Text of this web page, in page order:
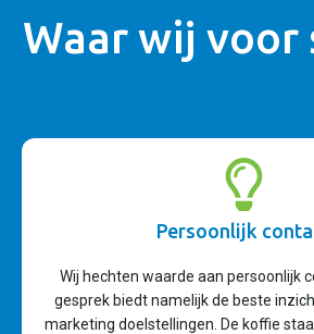
Waar wij voor
Persoonlijk
Wij hechten waarde aan persoonlijk
gesprek biedt namelijk de beste
marketing doelstellingen. De koffie